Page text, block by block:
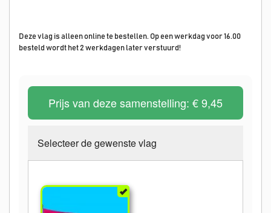
Deze vlag is alleen online te bestellen. Op een werkdag voor 16.00
besteld wordt het 2 werkdagen later verstuurd!
Prijs van deze samenstelling: € 9,45
Selecteer de gewenste vlag